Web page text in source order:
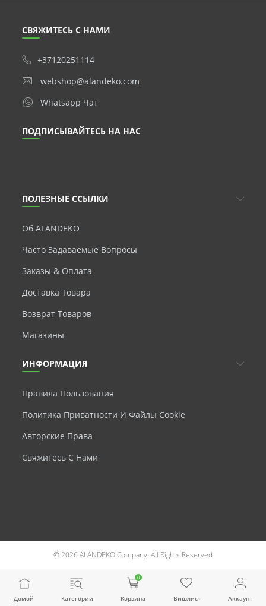
ПОЛЕЗНЫЕ ССЫЛКИ
Об ALANDEKO
Часто Задаваемые Вопросы
Заказы & Оплата
Доставка Товара
Возврат Товаров
Магазины
СВЯЖИТЕСЬ С НАМИ
+37120251114
webshop@alandeko.com
Whatsapp Чат
ПОДПИСЫВАЙТЕСЬ НА НАС
ИНФОРМАЦИЯ
Правила Пользования
Политика Приватности И Файлы Cookie
Авторские Права
Свяжитесь С Нами
© 2026 ALANDEKO Company. All Rights Reserved
Домой Категории Корзина
0
Вишлист Аккаунт